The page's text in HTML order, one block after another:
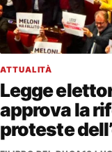
ATTUALITÀ
Legge
approva la
proteste